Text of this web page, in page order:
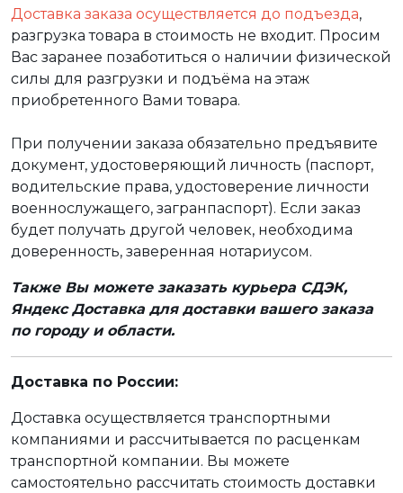
Доставка заказа осуществляется до подъезда,
разгрузка товара в стоимость не входит. Просим
Вас заранее позаботиться о наличии физической
силы для разгрузки и подъёма на этаж
приобретенного Вами товара.
При получении заказа обязательно предъявите
документ, удостоверяющий личность (паспорт,
водительские права, удостоверение личности
военнослужащего, загранпаспорт). Если заказ
будет получать другой человек, необходима
доверенность, заверенная нотариусом.
Также Вы можете заказать курьера СДЭК,
Яндекс Доставка для доставки вашего заказа
по городу и области.
Доставка по России:
Доставка осуществляется транспортными
компаниями и рассчитывается по расценкам
транспортной компании. Вы можете
самостоятельно рассчитать стоимость доставки